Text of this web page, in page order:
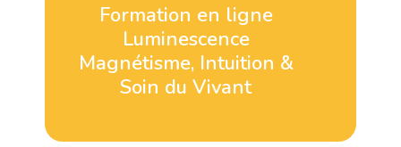
Formation en ligne
Luminescence
Magnétisme, Intuition &
Soin du Vivant